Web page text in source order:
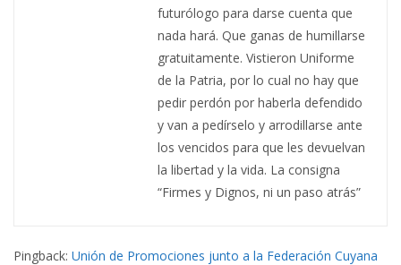
futurólogo para darse cuenta que
nada hará. Que ganas de humillarse
gratuitamente. Vistieron Uniforme
de la Patria, por lo cual no hay que
pedir perdón por haberla defendido
y van a pedírselo y arrodillarse ante
los vencidos para que les devuelvan
la libertad y la vida. La consigna
“Firmes y Dignos, ni un paso atrás”
Pingback: Unión de Promociones junto a la Federación Cuyana